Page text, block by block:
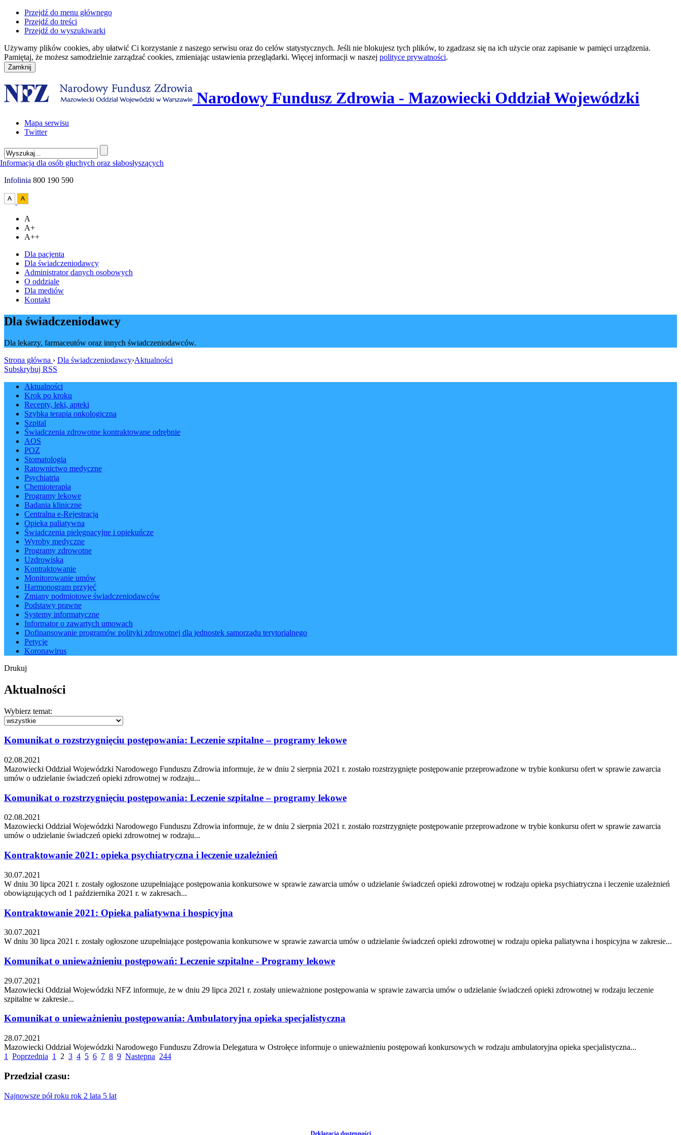
Przejdź do menu głównego
Przejdź do treści
Przejdź do wyszukiwarki
Używamy plików cookies, aby ułatwić Ci korzystanie z naszego serwisu oraz do celów statystycznych. Jeśli nie blokujesz tych plików, to zgadzasz się na ich użycie oraz zapisanie w pamięci urządzenia.
Pamiętaj, że możesz samodzielnie zarządzać cookies, zmieniając ustawienia przeglądarki. Więcej informacji w naszej polityce prywatności.
Narodowy Fundusz Zdrowia - Mazowiecki Oddział Wojewódzki
Mapa serwisu
Twitter
Infolinia 800 190 590
A
A+
A++
Dla pacjenta
Dla świadczeniodawcy
Administrator danych osobowych
O oddziale
Dla mediów
Kontakt
Dla świadczeniodawcy
Dla lekarzy, farmaceutów oraz innych świadczeniodawców.
Strona główna › Dla świadczeniodawcy›Aktualności
Subskrybuj RSS
Aktualności
Krok po kroku
Recepty, leki, apteki
Szybka terapia onkologiczna
Szpital
Świadczenia zdrowotne kontraktowane odrębnie
AOS
POZ
Stomatologia
Ratownictwo medyczne
Psychiatria
Chemioterapia
Programy lekowe
Badania kliniczne
Centralna e-Rejestracja
Opieka paliatywna
Świadczenia pielęgnacyjne i opiekuńcze
Wyroby medyczne
Programy zdrowotne
Uzdrowiska
Kontraktowanie
Monitorowanie umów
Harmonogram przyjęć
Zmiany podmiotowe świadczeniodawców
Podstawy prawne
Systemy informatyczne
Informator o zawartych umowach
Dofinansowanie programów polityki zdrowotnej dla jednostek samorządu terytorialnego
Petycje
Koronawirus
Drukuj
Aktualności
Wybierz temat:
Komunikat o rozstrzygnięciu postępowania: Leczenie szpitalne – programy lekowe
02.08.2021
Mazowiecki Oddział Wojewódzki Narodowego Funduszu Zdrowia informuje, że w dniu 2 sierpnia 2021 r. zostało rozstrzygnięte postępowanie przeprowadzone w trybie konkursu ofert w sprawie zawarcia
umów o udzielanie świadczeń opieki zdrowotnej w rodzaju...
Komunikat o rozstrzygnięciu postępowania: Leczenie szpitalne – programy lekowe
02.08.2021
Mazowiecki Oddział Wojewódzki Narodowego Funduszu Zdrowia informuje, że w dniu 2 sierpnia 2021 r. zostało rozstrzygnięte postępowanie przeprowadzone w trybie konkursu ofert w sprawie zawarcia
umów o udzielanie świadczeń opieki zdrowotnej w rodzaju...
Kontraktowanie 2021: opieka psychiatryczna i leczenie uzależnień
30.07.2021
W dniu 30 lipca 2021 r. zostały ogłoszone uzupełniające postępowania konkursowe w sprawie zawarcia umów o udzielanie świadczeń opieki zdrowotnej w rodzaju opieka psychiatryczna i leczenie uzależnień
obowiązujących od 1 października 2021 r. w zakresach...
Kontraktowanie 2021: Opieka paliatywna i hospicyjna
30.07.2021
W dniu 30 lipca 2021 r. zostały ogłoszone uzupełniające postępowania konkursowe w sprawie zawarcia umów o udzielanie świadczeń opieki zdrowotnej w rodzaju opieka paliatywna i hospicyjna w zakresie...
Komunikat o unieważnieniu postępowań: Leczenie szpitalne - Programy lekowe
29.07.2021
Mazowiecki Oddział Wojewódzki NFZ informuje, że w dniu 29 lipca 2021 r. zostały unieważnione postępowania w sprawie zawarcia umów o udzielanie świadczeń opieki zdrowotnej w rodzaju leczenie
szpitalne w zakresie...
Komunikat o unieważnieniu postępowania: Ambulatoryjna opieka specjalistyczna
28.07.2021
Mazowiecki Oddział Wojewódzki Narodowego Funduszu Zdrowia Delegatura w Ostrołęce informuje o unieważnieniu postępowań konkursowych w rodzaju ambulatoryjna opieka specjalistyczna...
1
Poprzednia 1 2 3 4 5 6 7 8 9 Następna 244
Przedział czasu:
Najnowsze pół roku rok 2 lata 5 lat